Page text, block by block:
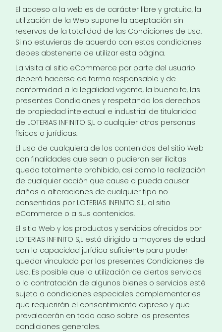
El acceso a la web es de carácter libre y gratuito, la
utilización de la Web supone la aceptación sin
reservas de la totalidad de las Condiciones de Uso.
Si no estuvieras de acuerdo con estas condiciones
debes abstenerte de utilizar esta página.
La visita al sitio eCommerce por parte del usuario
deberá hacerse de forma responsable y de
conformidad a la legalidad vigente, la buena fe, las
presentes Condiciones y respetando los derechos
de propiedad intelectual e industrial de titularidad
de LOTERIAS INFINITO S,L o cualquier otras personas
físicas o jurídicas.
El uso de cualquiera de los contenidos del sitio Web
con finalidades que sean o pudieran ser ilícitas
queda totalmente prohibido, así como la realización
de cualquier acción que cause o pueda causar
daños o alteraciones de cualquier tipo no
consentidas por LOTERIAS INFINITO S,L, al sitio
eCommerce o a sus contenidos.
El sitio Web y los productos y servicios ofrecidos por
LOTERIAS INFINITO S,L está dirigido a mayores de edad
con la capacidad jurídica suficiente para poder
quedar vinculado por las presentes Condiciones de
Uso. Es posible que la utilización de ciertos servicios
o la contratación de algunos bienes o servicios esté
sujeto a condiciones especiales complementaries
que requerirán el consentimiento expreso y que
prevalecerán en todo caso sobre las presentes
condiciones generales.